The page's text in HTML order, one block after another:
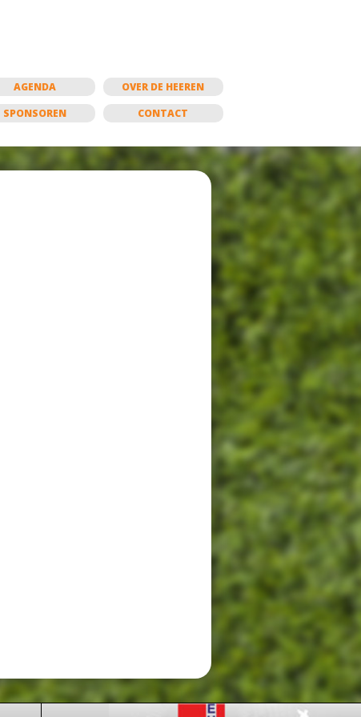
AGENDA
OVER DE HEEREN
SPONSOREN CONTACT